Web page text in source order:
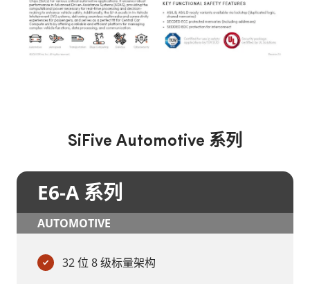
SiFive Automotive 系列
E6-A 系列
AUTOMOTIVE
32 位 8 级标量架构